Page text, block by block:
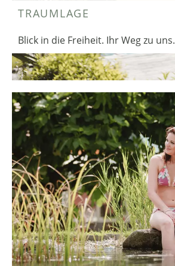
TRAUMLAGE
Blick in die Freiheit. Ihr Weg zu uns.